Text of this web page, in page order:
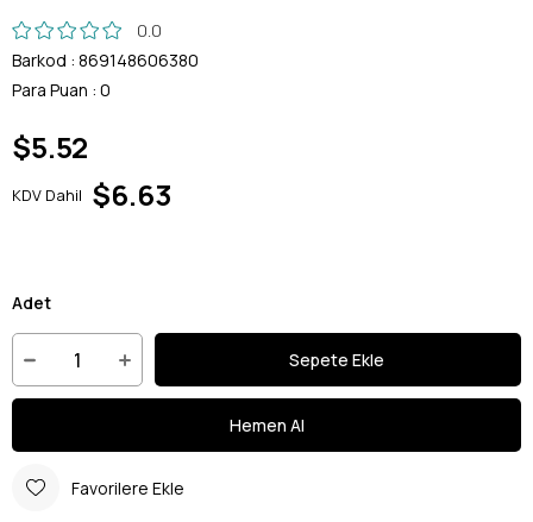
0.0
Barkod : 869148606380
Para Puan : 0
$5.52
KDV Dahil $6.63
Adet
Favorilere Ekle